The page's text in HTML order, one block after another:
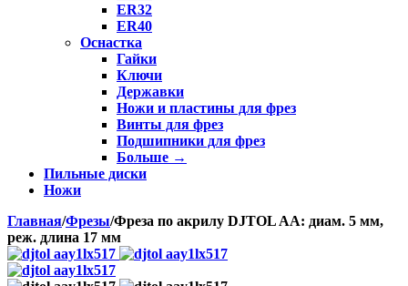
ER32
ER40
Оснастка
Гайки
Ключи
Державки
Ножи и пластины для фрез
Винты для фрез
Подшипники для фрез
Больше →
Пильные диски
Ножи
Главная/Фрезы/Фреза по акрилу DJTOL AA: диам. 5 мм,
реж. длина 17 мм